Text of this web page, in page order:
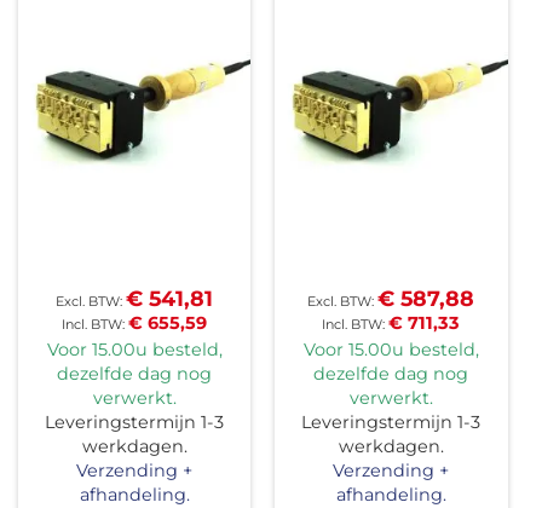
€ 655,59
€ 541,81
Voor 15.00u besteld,
dezelfde dag nog
verwerkt.
Leveringstermijn 1-3
werkdagen.
Verzending +
afhandeling.
€ 711,33
€ 587,88
Voor 15.00u besteld,
dezelfde dag nog
verwerkt.
Leveringstermijn 1-3
werkdagen.
Verzending +
afhandeling.